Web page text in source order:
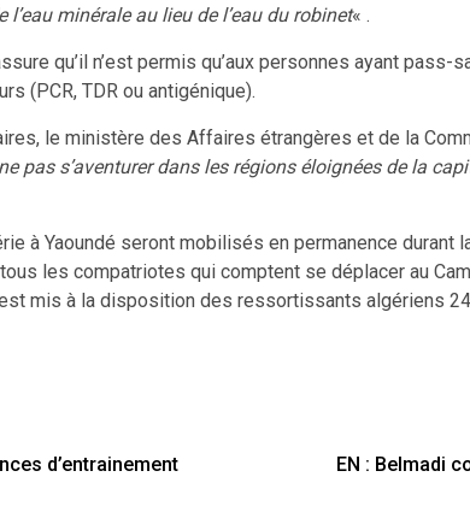
minérale au lieu de l’eau du robinet« .
qu’il n’est permis qu’aux personnes ayant pass-
(PCR, TDR ou antigénique).
le ministère des Affaires étrangères et de la
ne pas s’aventurer dans les régions éloignées de la
à Yaoundé seront mobilisés en permanence durant
les compatriotes qui comptent se déplacer au
est mis à la disposition des ressortissants algériens
d’entrainement
EN : Belmadi